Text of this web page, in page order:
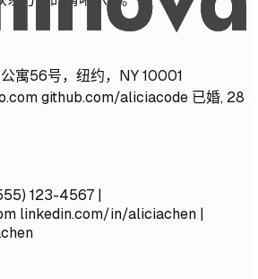
寓56号，纽约，NY 10001
github.com/aliciacode 已婚, 28
123-4567 |
linkedin.com/in/aliciachen |